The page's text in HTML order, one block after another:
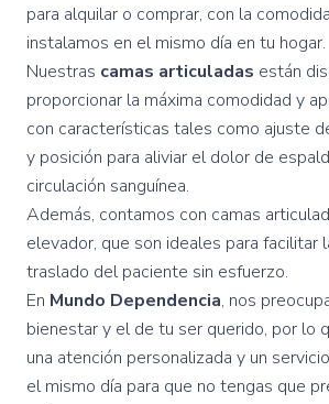
para alquilar o comprar, con la
instalamos en el mismo día en tu hogar.
Nuestras camas articuladas están
proporcionar la máxima comodidad y
con características tales como ajuste
y posición para aliviar el dolor de
circulación sanguínea.
Además, contamos con camas
elevador, que son ideales para facilitar
traslado del paciente sin esfuerzo.
En Mundo Dependencia, nos
bienestar y el de tu ser querido, por lo
una atención personalizada y un
el mismo día para que no tengas que